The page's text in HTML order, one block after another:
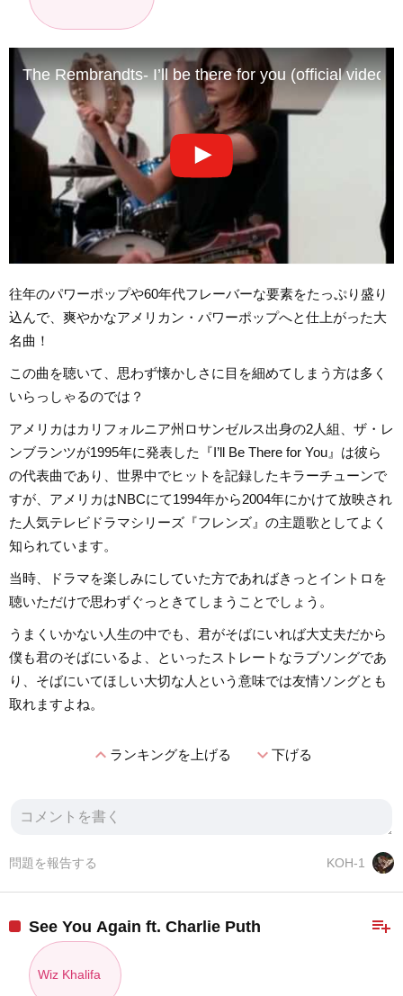
The Rembrandts- I’ll be there for you (official video)
往年のパワーポップや60年代フレーバーな要素をたっぷり盛り
込んで、爽やかなアメリカン・パワーポップへと仕上がった大
名曲！
この曲を聴いて、思わず懐かしさに目を細めてしまう方は多く
いらっしゃるのでは？
アメリカはカリフォルニア州ロサンゼルス出身の2人組、ザ・レ
ンブランツが1995年に発表した『I’ll Be There for You』は彼ら
の代表曲であり、世界中でヒットを記録したキラーチューンで
すが、アメリカはNBCにて1994年から2004年にかけて放映され
た人気テレビドラマシリーズ『フレンズ』の主題歌としてよく
知られています。
当時、ドラマを楽しみにしていた方であればきっとイントロを
聴いただけで思わずぐっときてしまうことでしょう。
うまくいかない人生の中でも、君がそばにいれば大丈夫だから
僕も君のそばにいるよ、といったストレートなラブソングであ
り、そばにいてほしい大切な人という意味では友情ソングとも
取れますよね。
expand_lessランキングを上げる expand_more下げる
KOH-1
問題を報告する
playlist_add
See You Again ft. Charlie Puth
Wiz Khalifa